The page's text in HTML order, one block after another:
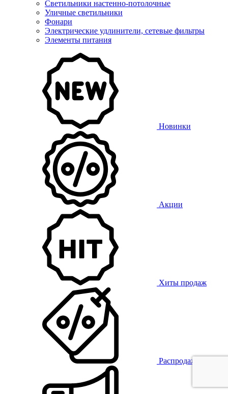
Светильники настенно-потолочные
Уличные светильники
Фонари
Электрические удлинители, сетевые фильтры
Элементы питания
Новинки
Акции
Хиты продаж
Распродажа